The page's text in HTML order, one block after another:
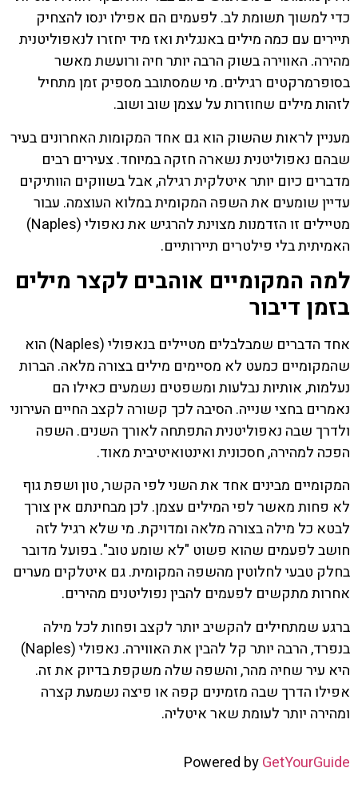
כדי למשוך תשומת לב. לפעמים הם אפילו ינסו להצחיק
תיירים עם כמה מילים באנגלית ואז מיד יחזרו לנאפוליטנית
מהירה. האווירה בשוק הרבה יותר חיה ורועשת מאשר
בסופרמרקטים רגילים. מי שמסתובב מספיק זמן מתחיל
לזהות מילים שחוזרות על עצמן שוב ושוב.
מעניין לראות שהשוק הוא גם אחד המקומות האחרונים בעיר
שבהם נאפוליטנית נשארה חזקה במיוחד. צעירים רבים
מדברים כיום יותר איטלקית רגילה, אבל בשווקים הוותיקים
עדיין שומעים את השפה המקומית במלוא העוצמה. עבור
מטיילים זו הזדמנות מצוינת להרגיש את נאפולי (Naples)
האמיתית בלי פילטרים תיירותיים.
למה המקומיים אוהבים לקצר מילים
בזמן דיבור
אחד הדברים שמבלבלים מטיילים בנאפולי (Naples) הוא
שהמקומיים כמעט לא מסיימים מילים בצורה מלאה. הברות
נעלמות, אותיות נבלעות ומשפטים נשמעים כאילו הם
נאמרים בחצי שנייה. הסיבה לכך קשורה לקצב החיים העירוני
ולדרך שבה נאפוליטנית התפתחה לאורך השנים. השפה
הפכה למהירה, חסכונית ואינטואיטיבית מאוד.
המקומיים מבינים אחד את השני לפי הקשר, טון ושפת גוף
לא פחות מאשר לפי המילים עצמן. לכן מבחינתם אין צורך
לבטא כל מילה בצורה מלאה ומדויקת. מי שלא רגיל לזה
חושב לפעמים שהוא פשוט "לא שומע טוב". בפועל מדובר
בחלק טבעי לחלוטין מהשפה המקומית. גם איטלקים מערים
אחרות מתקשים לפעמים להבין נפוליטנים מהירים.
ברגע שמתחילים להקשיב יותר לקצב ופחות לכל מילה
בנפרד, הרבה יותר קל להבין את האווירה. נאפולי (Naples)
היא עיר שחיה מהר, והשפה שלה משקפת בדיוק את זה.
אפילו הדרך שבה מזמינים קפה או פיצה נשמעת קצרה
ומהירה יותר לעומת שאר איטליה.
Powered byGetYourGuide